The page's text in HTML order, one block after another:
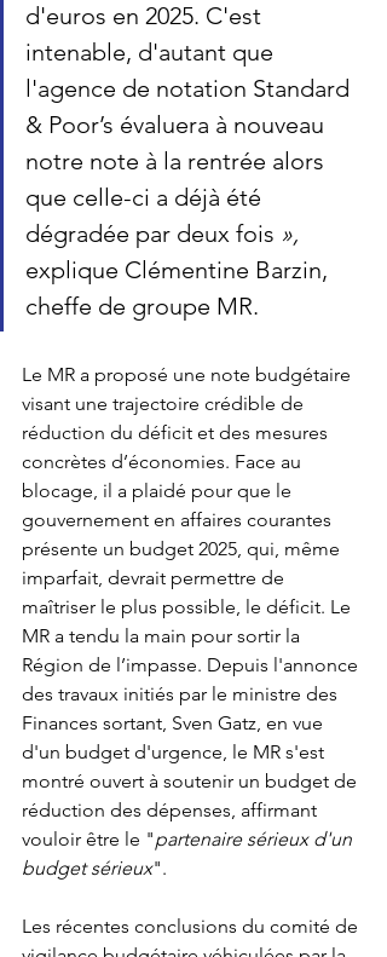
d'euros en 2025. C'est
intenable, d'autant que
l'agence de notation Standard
& Poor’s évaluera à nouveau
notre note à la rentrée alors
que celle-ci a déjà été
dégradée par deux fois »,
explique Clémentine Barzin,
cheffe de groupe MR.
Le MR a proposé une note budgétaire
visant une trajectoire crédible de
réduction du déficit et des mesures
concrètes d’économies. Face au
blocage, il a plaidé pour que le
gouvernement en affaires courantes
présente un budget 2025, qui, même
imparfait, devrait permettre de
maîtriser le plus possible, le déficit. Le
MR a tendu la main pour sortir la
Région de l’impasse. Depuis l'annonce
des travaux initiés par le ministre des
Finances sortant, Sven Gatz, en vue
d'un budget d'urgence, le MR s'est
montré ouvert à soutenir un budget de
réduction des dépenses, affirmant
vouloir être le "partenaire sérieux d'un
budget sérieux".
Les récentes conclusions du comité de